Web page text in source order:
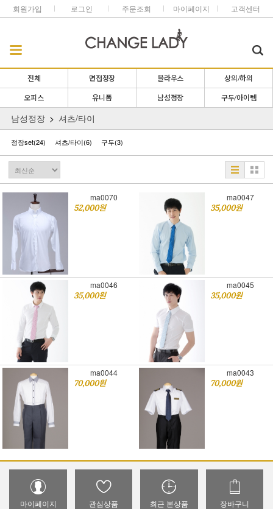
회원가입 로그인 주문조회 마이페이지 고객센터
전체 면접정장 블라우스 상의/하의
오피스 유니폼 남성정장 구두/아이템
남성정장 셔츠/타이
정장set(24) 셔츠/타이(6) 구두(3)
ma0070
52,000원
ma0047
35,000원
ma0046
35,000원
ma0045
35,000원
ma0044
70,000원
ma0043
70,000원
마이페이지 관심상품 최근 본상품 장바구니